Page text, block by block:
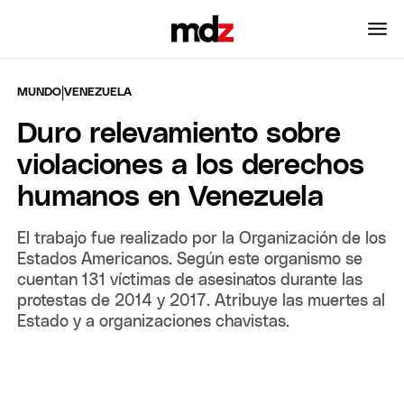
MUNDO |VENEZUELA
Duro relevamiento sobre
violaciones a los derechos
humanos en Venezuela
El trabajo fue realizado por la Organización de los
Estados Americanos. Según este organismo se
cuentan 131 víctimas de asesinatos durante las
protestas de 2014 y 2017. Atribuye las muertes al
Estado y a organizaciones chavistas.